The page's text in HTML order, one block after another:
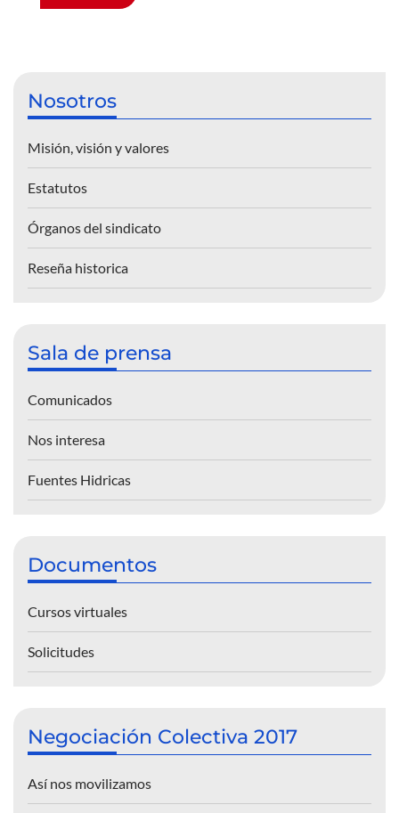
Nosotros
Misión, visión y valores
Estatutos
Órganos del sindicato
Reseña historica
Sala de prensa
Comunicados
Nos interesa
Fuentes Hidricas
Documentos
Cursos virtuales
Solicitudes
Negociación Colectiva 2017
Así nos movilizamos